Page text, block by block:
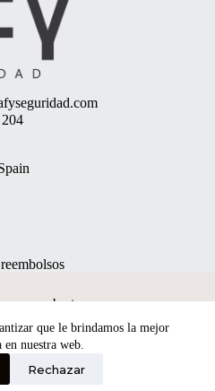
que le brindamos la mejor
en nuestra web.
Rechazar
anyweb.pt